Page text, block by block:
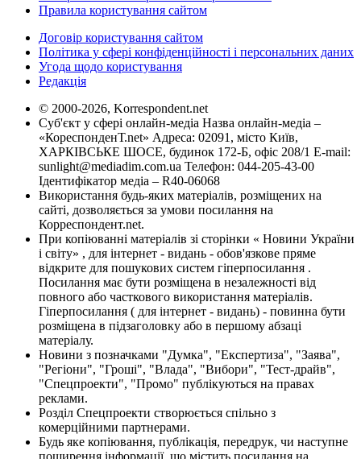
Правила користування сайтом
Договір користування сайтом
Політика у сфері конфіденційності і персональних даних
Угода щодо користування
Редакція
© 2000-2026, Korrespondent.net
Суб'єкт у сфері онлайн-медіа Назва онлайн-медіа –
«КореспонденТ.net» Адреса: 02091, місто Київ,
ХАРКІВСЬКЕ ШОСЕ, будинок 172-Б, офіс 208/1 E-mail:
sunlight@mediadim.com.ua Телефон: 044-205-43-00
Ідентифікатор медіа – R40-06068
Використання будь-яких матеріалів, розміщених на
сайті, дозволяється за умови посилання на
Корреспондент.net.
При копіюванні матеріалів зі сторінки « Новини України
і світу» , для інтернет - видань - обов'язкове пряме
відкрите для пошукових систем гіперпосилання .
Посилання має бути розміщена в незалежності від
повного або часткового використання матеріалів.
Гіперпосилання ( для інтернет - видань) - повинна бути
розміщена в підзаголовку або в першому абзаці
матеріалу.
Новини з позначками "Думка", "Експертиза", "Заява",
"Регіони", "Гроші", "Влада", "Вибори", "Тест-драйв",
"Спецпроекти", "Промо" публікуються на правах
реклами.
Розділ Спецпроекти створюється спільно з
комерційними партнерами.
Будь яке копіювання, публікація, передрук, чи наступне
поширення інформації, що містить посилання на